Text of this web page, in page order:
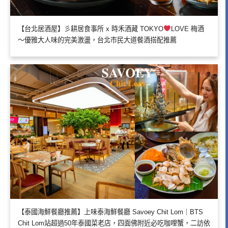
【台北居酒屋】彡耕居食事所 x 時禾酒藏 TOKYO
LOVE 梅酒
～優雅大人味的完美激盪，台北市民大道餐酒搭配推薦
【泰國海鮮餐廳推薦】上味泰海鮮餐廳 Savoey Chit Lom｜BTS
Chit Lom站超過50年泰國菜老店，四面佛附近必吃咖哩蟹，二訪依